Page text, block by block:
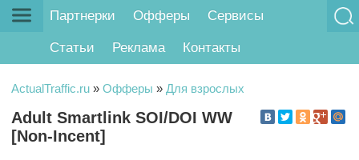
Партнерки Офферы Сервисы
Статьи Реклама Контакты
ActualTraffic.ru » Офферы » Для взрослых
Adult Smartlink SOI/DOI WW
[Non-Incent]